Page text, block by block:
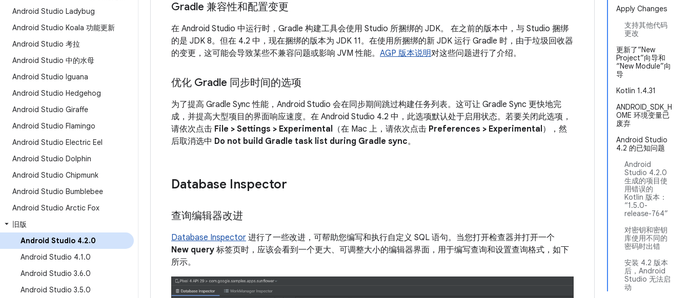
Android Studio Ladybug
Android Studio Koala 功能更新
Android Studio 考拉
Android Studio 中的水母
Android Studio Iguana
Android Studio Hedgehog
Android Studio Giraffe
Android Studio Flamingo
Android Studio Electric Eel
Android Studio Dolphin
Android Studio Chipmunk
Android Studio Bumblebee
Android Studio Arctic Fox
旧版
Android Studio 4.2.0
Android Studio 4.1.0
Android Studio 3.6.0
Android Studio 3.5.0
Apply Changes
支持其他代码
更改
更新了“New
Project”向导和
“New Module”向
导
Kotlin 1.4.31
ANDROID_SDK_H
OME 环境变量已
废弃
Android Studio
4.2 的已知问题
Android
Studio 4.2.0
生成的项目使
用错误的
Kotlin 版本：
“1.5.0-
release-764”
对密钥和密钥
库使用不同的
密码时出错
安装 4.2 版本
后，Android
Studio 无法启
动
Gradle 兼容性和配置变更
在 Android Studio 中运行时，Gradle 构建工具会使用 Studio 所捆绑的 JDK。 在之前的版本中，与 Studio 捆绑
的是 JDK 8。但在 4.2 中，现在捆绑的版本为 JDK 11。在使用所捆绑的新 JDK 运行 Gradle 时，由于垃圾回收器
的变更，这可能会导致某些不兼容问题或影响 JVM 性能。 AGP 版本说明对这些问题进行了介绍。
优化 Gradle 同步时间的选项
为了提高 Gradle Sync 性能，Android Studio 会在同步期间跳过构建任务列表。这可让 Gradle Sync 更快地完
成，并提高大型项目的界面响应速度。在 Android Studio 4.2 中，此选项默认处于启用状态。若要关闭此选项，
请依次点击 File > Settings > Experimental （在 Mac 上，请依次点击 Preferences > Experimental），然
后取消选中 Do not build Gradle task list during Gradle sync。
Database Inspector
查询编辑器改进
Database Inspector 进行了一些改进，可帮助您编写和执行自定义 SQL 语句。当您打开检查器并打开一个
New query 标签页时，应该会看到一个更大、可调整大小的编辑器界面，用于编写查询和设置查询格式，如下
所示。